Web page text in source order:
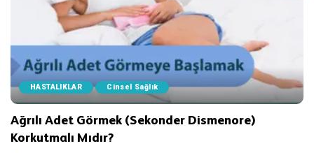
HASTALIKLAR Cinsel Sağlık
Ağrılı Adet Görmek (Sekonder Dismenore)
Korkutmalı Mıdır?